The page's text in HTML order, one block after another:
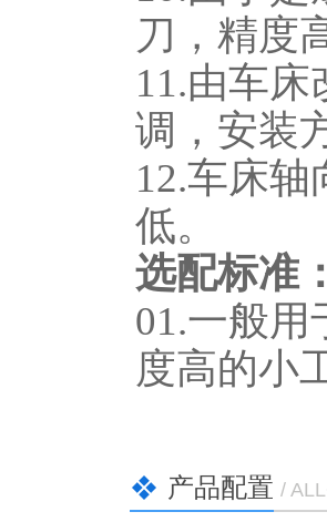
刀，精度
11.由车
调，安装
12.车床
低。
选配标准
01.一般
度高的小
产品配置 /